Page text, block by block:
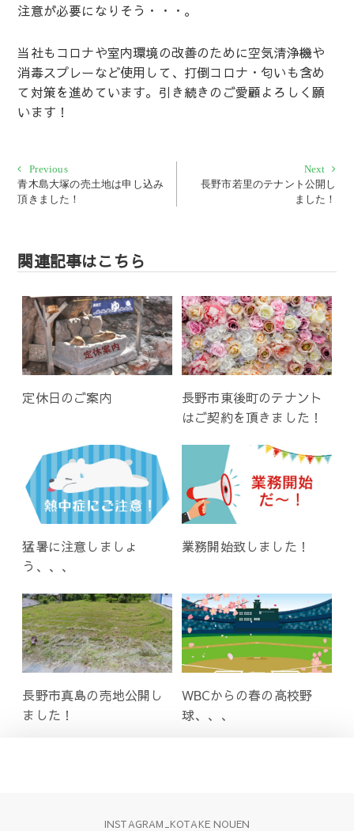
注意が必要になりそう・・・。
当社もコロナや室内環境の改善のために空気清浄機や
消毒スプレーなど使用して、打倒コロナ・匂いも含め
て対策を進めています。引き続きのご愛顧よろしく願
います！
投
稿
ナ
ゲ
ー
ョ
ン
PreviousPrevious
post:
青木島大塚の売土地は申し込み
頂きました！
Next
post:
長野市若里のテナント公開し
ました！
関連記事はこちら
定休日のご案内
長野市東後町のテナント
はご契約を頂きました！
猛暑に注意しましょ
う、、、
業務開始致しました！
長野市真島の売地公開し
ました！
WBCからの春の高校野
球、、、
INSTAGRAM_KOTAKE NOUEN